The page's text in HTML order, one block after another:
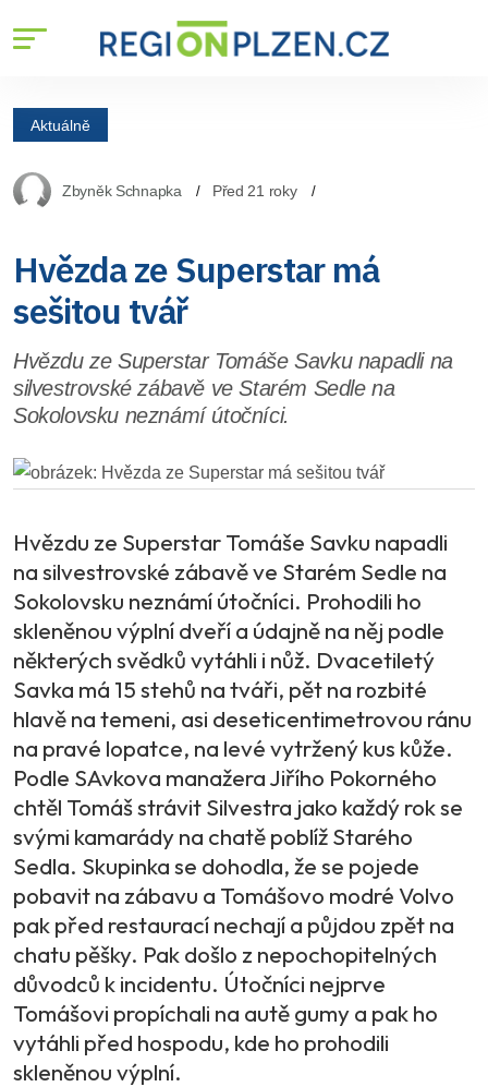
Aktuálně
Zbyněk Schnapka Před 21 roky
Hvězda ze Superstar má
sešitou tvář
Hvězdu ze Superstar Tomáše Savku napadli na
silvestrovské zábavě ve Starém Sedle na
Sokolovsku neznámí útočníci.
Hvězdu ze Superstar Tomáše Savku napadli
na silvestrovské zábavě ve Starém Sedle na
Sokolovsku neznámí útočníci. Prohodili ho
skleněnou výplní dveří a údajně na něj podle
některých svědků vytáhli i nůž. Dvacetiletý
Savka má 15 stehů na tváři, pět na rozbité
hlavě na temeni, asi deseticentimetrovou ránu
na pravé lopatce, na levé vytržený kus kůže.
Podle SAvkova manažera Jiřího Pokorného
chtěl Tomáš strávit Silvestra jako každý rok se
svými kamarády na chatě poblíž Starého
Sedla. Skupinka se dohodla, že se pojede
pobavit na zábavu a Tomášovo modré Volvo
pak před restaurací nechají a půjdou zpět na
chatu pěšky. Pak došlo z nepochopitelných
důvodců k incidentu. Útočníci nejprve
Tomášovi propíchali na autě gumy a pak ho
vytáhli před hospodu, kde ho prohodili
skleněnou výplní.